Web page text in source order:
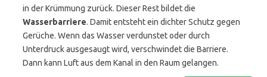
in der Krümmung zurück. Dieser Rest bildet die
Wasserbarriere. Damit entsteht ein dichter Schutz gegen
Gerüche. Wenn das Wasser verdunstet oder durch
Unterdruck ausgesaugt wird, verschwindet die Barriere.
Dann kann Luft aus dem Kanal in den Raum gelangen.